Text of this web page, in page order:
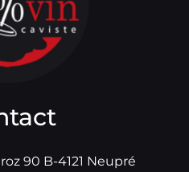
90 B-4121 Neupré